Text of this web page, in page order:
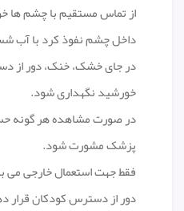
از تماس مستقیم با چشم ها
داخل چشم نفوذ کرد با آب
در جای خشک، خنک، دور از
خورشید نگهداری شود.
در صورت مشاهده هر گونه
پزشک مشورت شود.
فقط جهت استعمال خارجی می
دور از دسترس کودکان قرار